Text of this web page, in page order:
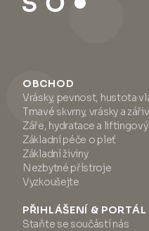
OBCHOD
Vrásky, pevnost, hustota
Tmavé skvrny, vrásky a
Záře, hydratace a
Základní péče o pleť
Základní živiny
Nezbytné přístroje
Vyzkoušejte
PŘIHLÁŠENÍ & PORTÁL
Staňte se součástí nás